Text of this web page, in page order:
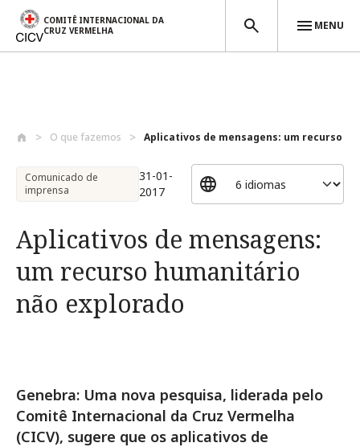
COMITÊ INTERNACIONAL DA
CRUZ VERMELHA
MENU
O que fazemos Aplicativos de mensagens: um recurso
Comunicado de
imprensa
31-01-
2017
Aplicativos de mensagens:
um recurso humanitário
não explorado
Genebra: Uma nova pesquisa, liderada pelo
Comitê Internacional da Cruz Vermelha
(CICV), sugere que os aplicativos de